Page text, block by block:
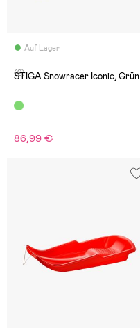
Auf Lager
(2)
STIGA Snowracer Iconic, Grün
86,99 €